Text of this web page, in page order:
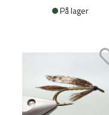
På lager